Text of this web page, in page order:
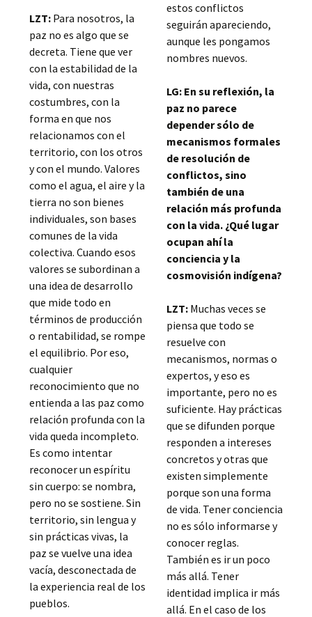
LZT: Para nosotros, la
paz no es algo que se
decreta. Tiene que ver
con la estabilidad de la
vida, con nuestras
costumbres, con la
forma en que nos
relacionamos con el
territorio, con los otros
y con el mundo. Valores
como el agua, el aire y la
tierra no son bienes
individuales, son bases
comunes de la vida
colectiva. Cuando esos
valores se subordinan a
una idea de desarrollo
que mide todo en
términos de producción
o rentabilidad, se rompe
el equilibrio. Por eso,
cualquier
reconocimiento que no
entienda a las paz como
relación profunda con la
vida queda incompleto.
Es como intentar
reconocer un espíritu
sin cuerpo: se nombra,
pero no se sostiene. Sin
territorio, sin lengua y
sin prácticas vivas, la
paz se vuelve una idea
vacía, desconectada de
la experiencia real de los
pueblos.
estos conflictos
seguirán apareciendo,
aunque les pongamos
nombres nuevos.
LG: En su reflexión, la
paz no parece
depender sólo de
mecanismos formales
de resolución de
conflictos, sino
también de una
relación más profunda
con la vida. ¿Qué lugar
ocupan ahí la
conciencia y la
cosmovisión indígena?
LZT:Muchas veces se
piensa que todo se
resuelve con
mecanismos, normas o
expertos, y eso es
importante, pero no es
suficiente. Hay prácticas
que se difunden porque
responden a intereses
concretos y otras que
existen simplemente
porque son una forma
de vida. Tener conciencia
no es sólo informarse y
conocer reglas.
También es ir un poco
más allá. Tener
identidad implica ir más
allá. En el caso de los